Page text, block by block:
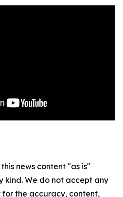
news content "as is"
kind. We do not accept any
the accuracy, content,